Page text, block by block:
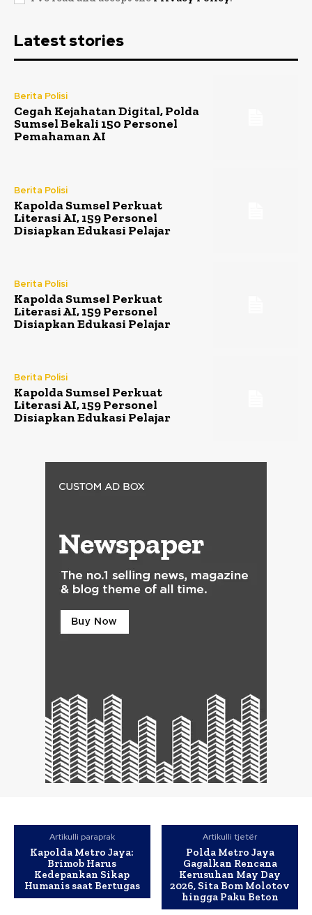
Latest stories
Berita Polisi
Cegah Kejahatan Digital, Polda
Sumsel Bekali 150 Personel
Pemahaman AI
Berita Polisi
Kapolda Sumsel Perkuat
Literasi AI, 159 Personel
Disiapkan Edukasi Pelajar
Berita Polisi
Kapolda Sumsel Perkuat
Literasi AI, 159 Personel
Disiapkan Edukasi Pelajar
Berita Polisi
Kapolda Sumsel Perkuat
Literasi AI, 159 Personel
Disiapkan Edukasi Pelajar
Artikulli paraprak
Kapolda Metro Jaya:
Brimob Harus
Kedepankan Sikap
Humanis saat Bertugas
Artikulli tjetër
Polda Metro Jaya
Gagalkan Rencana
Kerusuhan May Day
2026, Sita Bom Molotov
hingga Paku Beton